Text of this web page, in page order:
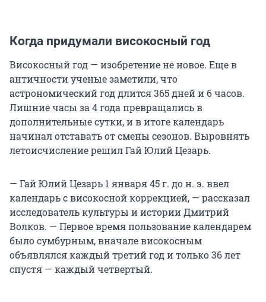
Когда придумали високосный год
Високосный год — изобретение не новое. Еще в
античности ученые заметили, что
астрономический год длится 365 дней и 6 часов.
Лишние часы за 4 года превращались в
дополнительные сутки, и в итоге календарь
начинал отставать от смены сезонов. Выровнять
летоисчисление решил Гай Юлий Цезарь.
— Гай Юлий Цезарь 1 января 45 г. до н. э. ввел
календарь с високосной коррекцией, — рассказал
исследователь культуры и истории Дмитрий
Волков. — Первое время пользование календарем
было сумбурным, вначале високосным
объявлялся каждый третий год и только 36 лет
спустя — каждый четвертый.